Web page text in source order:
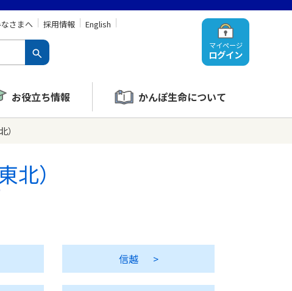
マイページ
ログイン
さまへ 採用情報 English
お役立ち情報 かんぽ生命について
）
）
信越 >